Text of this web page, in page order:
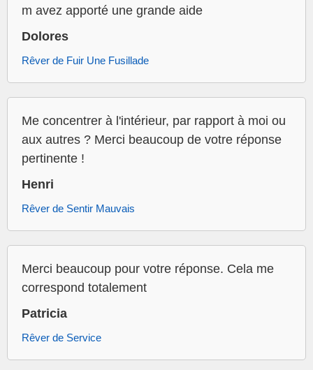
m avez apporté une grande aide
Dolores
Rêver de Fuir Une Fusillade
Me concentrer à l'intérieur, par rapport à moi ou
aux autres ? Merci beaucoup de votre réponse
pertinente !
Henri
Rêver de Sentir Mauvais
Merci beaucoup pour votre réponse. Cela me
correspond totalement
Patricia
Rêver de Service